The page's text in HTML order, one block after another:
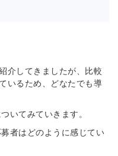
介してきましたが、比較
いるため、どなたでも導
いてみていきます。
者はどのように感じてい
部があなたの許可なく投稿すること